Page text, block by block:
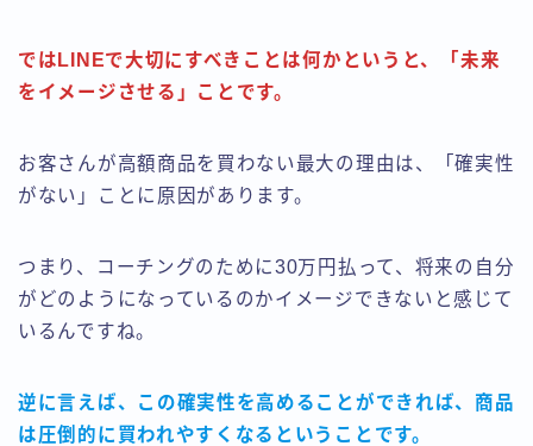
ではLINEで大切にすべきことは何かというと、「未来
をイメージさせる」ことです。
お客さんが高額商品を買わない最大の理由は、「確実性
がない」ことに原因があります。
つまり、コーチングのために30万円払って、将来の自分
がどのようになっているのかイメージできないと感じて
いるんですね。
逆に言えば、この確実性を高めることができれば、商品
は圧倒的に買われやすくなるということです。